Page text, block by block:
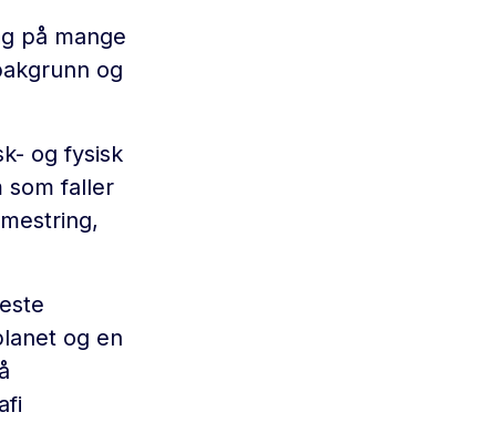
på mange
og
og fysisk
som faller
og en